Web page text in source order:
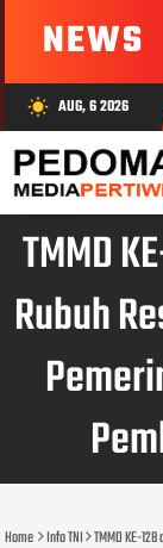
NEWS
wb_sunny AUG, 6 2026
Kepahiang
TMMD
Rubuh
Home Info TNI TMMD KE-